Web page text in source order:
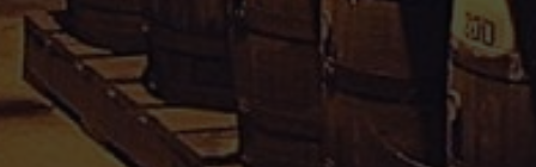
Mentions Légales
Paiement sécurisé
Politique de confidentialité
Droit de rétractation
Mon compte